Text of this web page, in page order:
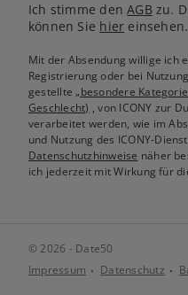
Ich stimme denAGB zu.
können Sie hier einsehen.
Mit der Absendung willige ich
Registrierung oder bei
gestellte„besondere
Geschlecht) , von ICONY zur
verarbeitet werden, wie im
und Nutzung des ICONY-
Datenschutzhinweise näher
ich jederzeit mit Wirkung für
© 2026 - Date50
Impressum
Datenschutz